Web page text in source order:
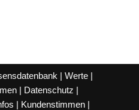
| Werte |
| Datenschutz |
| Kundenstimmen |